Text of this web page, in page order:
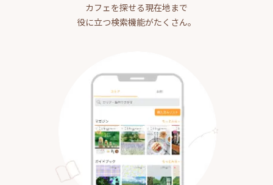
カフェを探せる現在地まで
役に立つ検索機能がたくさん。